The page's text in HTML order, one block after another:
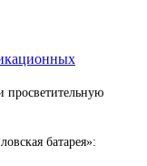
просветительную
батарея»: